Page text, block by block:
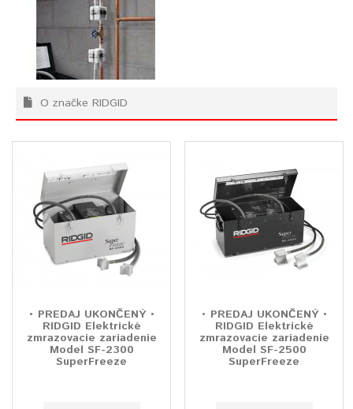
O značke RIDGID
• PREDAJ UKONČENÝ •
RIDGID Elektrické
zmrazovacie zariadenie
Model SF-2300
SuperFreeze
• PREDAJ UKONČENÝ •
RIDGID Elektrické
zmrazovacie zariadenie
Model SF-2500
SuperFreeze